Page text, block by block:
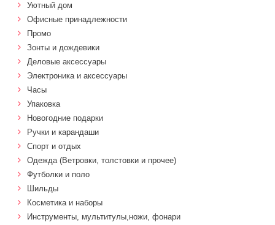
Уютный дом
Офисные принадлежности
Промо
Зонты и дождевики
Деловые аксессуары
Электроника и аксессуары
Часы
Упаковка
Новогодние подарки
Ручки и карандаши
Спорт и отдых
Одежда (Ветровки, толстовки и прочее)
Футболки и поло
Шильды
Косметика и наборы
Инструменты, мультитулы,ножи, фонари